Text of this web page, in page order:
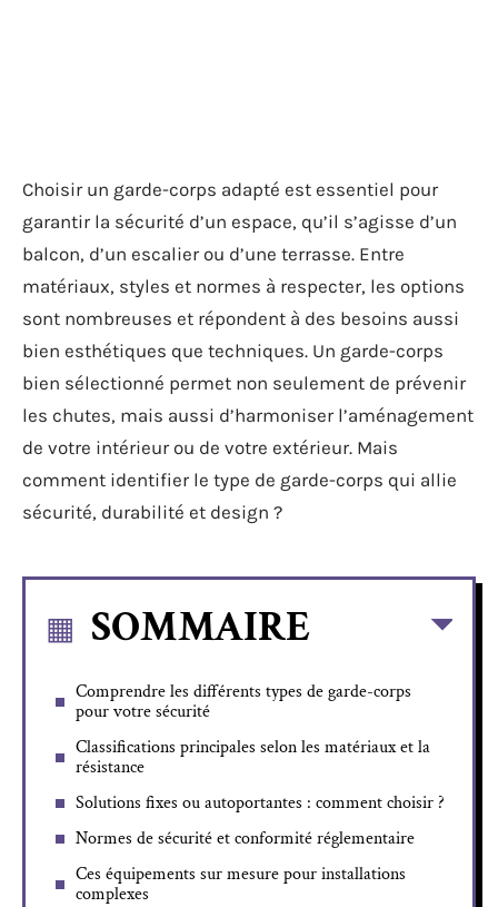
Choisir un garde-corps adapté est essentiel pour
garantir la sécurité d’un espace, qu’il s’agisse d’un
balcon, d’un escalier ou d’une terrasse. Entre
matériaux, styles et normes à respecter, les options
sont nombreuses et répondent à des besoins aussi
bien esthétiques que techniques. Un garde-corps
bien sélectionné permet non seulement de prévenir
les chutes, mais aussi d’harmoniser l’aménagement
de votre intérieur ou de votre extérieur. Mais
comment identifier le type de garde-corps qui allie
sécurité, durabilité et design ?
SOMMAIRE
Comprendre les différents types de garde-corps
pour votre sécurité
Classifications principales selon les matériaux et la
résistance
Solutions fixes ou autoportantes : comment choisir ?
Normes de sécurité et conformité réglementaire
Ces équipements sur mesure pour installations
complexes